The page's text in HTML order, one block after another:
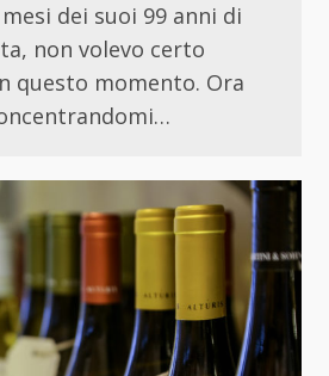
dei suoi 99 anni di
non volevo certo
questo momento. Ora